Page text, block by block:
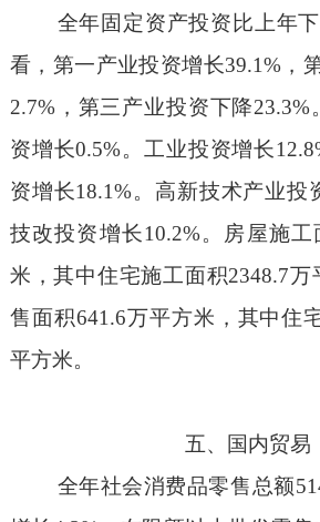
全年固定资产投资比上年
看，第一产业投资增长39.1% ，
2.7%，第三产业投资下降23.3%
资增长0.5%。工业投资增长
资增长18.1%。高新技术产业投
技改投资增长10.2%。房屋施工
米，其中住宅施工面积2348.7万
售面积641.6万平方米，其中住
平方米。
五、国内贸易
全年社会消费品零售总额